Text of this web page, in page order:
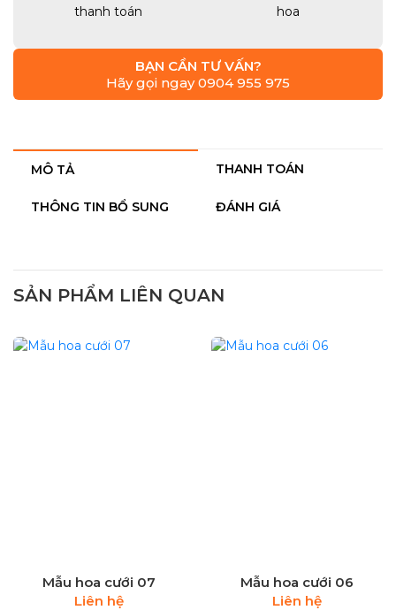
thanh toán
hoa
BẠN CẦN TƯ VẤN?
Hãy gọi ngay 0904 955 975
MÔ TẢ THANH TOÁN
THÔNG TIN BỔ SUNG ĐÁNH GIÁ
SẢN PHẨM LIÊN QUAN
Mẫu hoa cưới 07
Liên hệ
Mẫu hoa cưới 06
Liên hệ